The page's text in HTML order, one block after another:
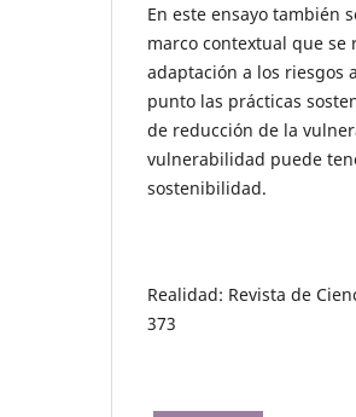
En este ensayo también
marco contextual que
adaptación a los riesgos
punto las prácticas
de reducción de la
vulnerabilidad puede
sostenibilidad.
Realidad: Revista de
373